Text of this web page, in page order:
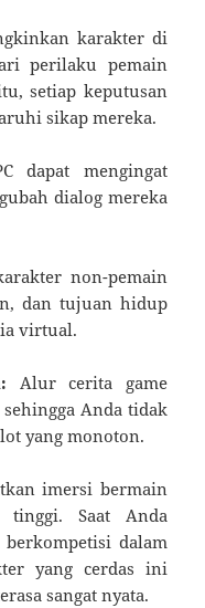
karakter di
perilaku pemain
setiap keputusan
sikap mereka.
dapat mengingat
dialog mereka
non-pemain
dan tujuan hidup
virtual.
Alur cerita game
Anda tidak
yang monoton.
imersi bermain
Saat Anda
dalam
yang cerdas ini
sangat nyata.